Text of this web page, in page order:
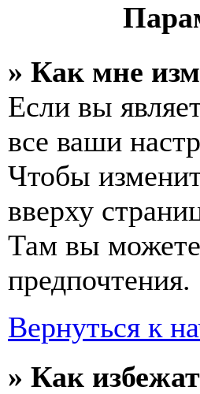
» Как мне
Если вы
все ваши
Чтобы
вверху
Там вы можете
предпочтения.
Вернуться к
» Как